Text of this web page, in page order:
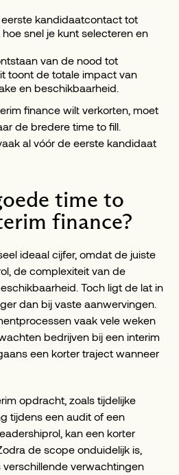
kandidaatcontact tot
snel je kunt selecteren en
van de nood tot
toont de totale impact van
en beschikbaarheid.
finance wilt verkorten, moet
de bredere time to fill.
al vóór de eerste kandidaat
time to
finance?
ideaal cijfer, omdat de juiste
de complexiteit van de
Toch ligt de lat in
dan bij vaste aanwervingen.
vaak vele weken
bedrijven bij een interim
een korter traject wanneer
opdracht, zoals tijdelijke
tijdens een audit of een
kan een korter
de scope onduidelijk is,
verwachtingen